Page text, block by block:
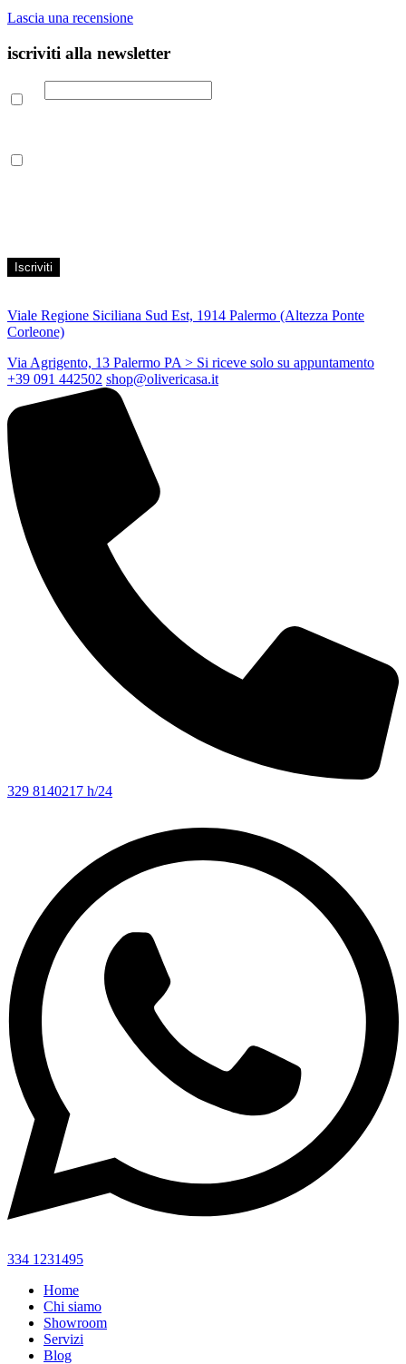
Lascia una recensione
iscriviti alla newsletter
Viale Regione Siciliana Sud Est, 1914 Palermo (Altezza Ponte
Corleone)
Via Agrigento, 13 Palermo PA > Si riceve solo su appuntamento
+39 091 442502 shop@olivericasa.it
329 8140217 h/24
334 1231495
Home
Chi siamo
Showroom
Servizi
Blog